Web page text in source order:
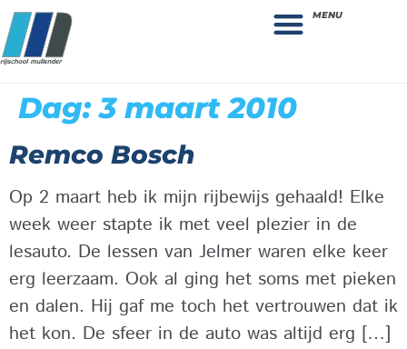
MENU
Dag:3 maart 2010
Remco Bosch
Op 2 maart heb ik mijn rijbewijs gehaald! Elke
week weer stapte ik met veel plezier in de
lesauto. De lessen van Jelmer waren elke keer
erg leerzaam. Ook al ging het soms met pieken
en dalen. Hij gaf me toch het vertrouwen dat ik
het kon. De sfeer in de auto was altijd erg […]